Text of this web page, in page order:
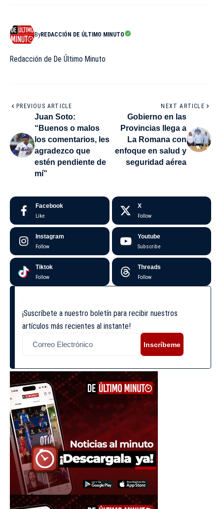
ByREDACCIÓN DE ÚLTIMO MINUTO
Redacción de De Último Minuto
PREVIOUS ARTICLE
Juan Soto:
“Buenos o malos
los comentarios, les
agradezco que
estén pendiente de
mí”
NEXT ARTICLE
Gobierno en las
Provincias llega a
La Romana con
enfoque en salud y
seguridad aérea
Facebook
Like
X
Follow
Instagram
Follow
Youtube
Subscribe
Tiktok
Follow
Threads
Follow
¡Suscríbete a nuestro boletín para recibir nuestros
artículos más recientes al instante!
Inscríbeme